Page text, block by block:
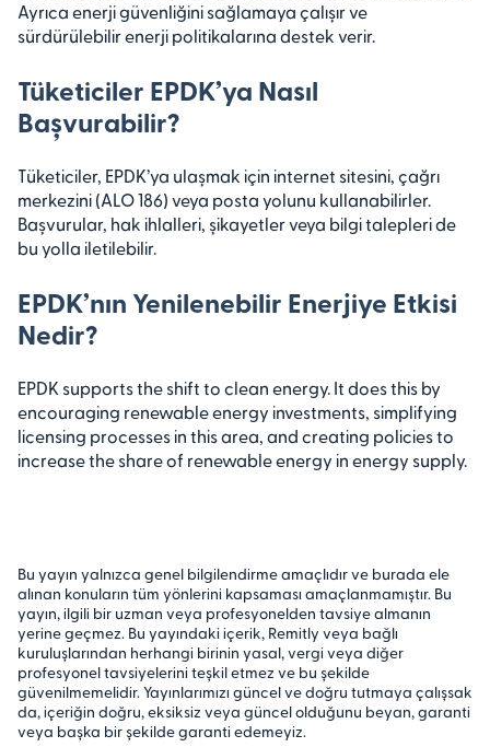
Ayrıca enerji güvenliğini sağlamaya çalışır ve
sürdürülebilir enerji politikalarına destek verir.
Tüketiciler EPDK’ya Nasıl
Başvurabilir?
Tüketiciler, EPDK’ya ulaşmak için internet sitesini, çağrı
merkezini (ALO 186) veya posta yolunu kullanabilirler.
Başvurular, hak ihlalleri, şikayetler veya bilgi talepleri de
bu yolla iletilebilir.
EPDK’nın Yenilenebilir Enerjiye Etkisi
Nedir?
EPDK supports the shift to clean energy. It does this by
encouraging renewable energy investments, simplifying
licensing processes in this area, and creating policies to
increase the share of renewable energy in energy supply.
Bu yayın yalnızca genel bilgilendirme amaçlıdır ve burada ele
alınan konuların tüm yönlerini kapsaması amaçlanmamıştır. Bu
yayın, ilgili bir uzman veya profesyonelden tavsiye almanın
yerine geçmez. Bu yayındaki içerik, Remitly veya bağlı
kuruluşlarından herhangi birinin yasal, vergi veya diğer
profesyonel tavsiyelerini teşkil etmez ve bu şekilde
güvenilmemelidir. Yayınlarımızı güncel ve doğru tutmaya çalışsak
da, içeriğin doğru, eksiksiz veya güncel olduğunu beyan, garanti
veya başka bir şekilde garanti edemeyiz.